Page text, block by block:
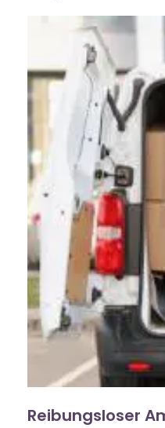
Reibungsloser